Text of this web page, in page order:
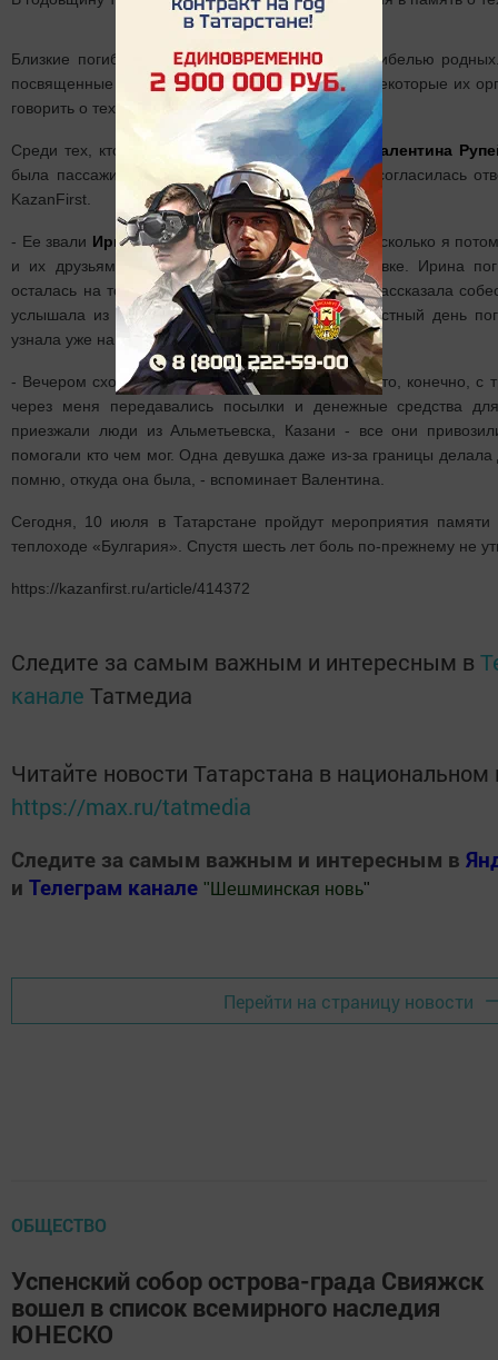
Близкие погибших до сих пор не смирились с гибелью
посвященные трагедии, продолжают работать. Некоторые их
говорить о тех страшных днях.
Среди тех, кто пережил горечь утраты была и Валентина
была пассажиркой теплохода «Булгария». Она согласилась
KazanFirst.
- Ее звали Ирина Рябчикова, ей было 29 лет. Насколько я
и их друзьями по обычной экскурсионной путевке. Ирина
осталась на тот момент 1,5 годовалая дочка, - рассказала
услышала из новостей. О том, что в тот злосчастный день
узнала уже на следующее утро на работе.
- Вечером сходила к её родителям. Верилось в это, конечно,
через меня передавались посылки и денежные средства
приезжали люди из Альметьевска, Казани - все они
помогали кто чем мог. Одна девушка даже из-за границы
помню, откуда она была, - вспоминает Валентина.
Сегодня, 10 июля в Татарстане пройдут мероприятия
теплоходе «Булгария». Спустя шесть лет боль по-прежнему не
https://kazanfirst.ru/article/414372
Следите за самым важным и интересным в
канале Татмедиа
Читайте новости Татарстана в
https://max.ru/tatmedia
Следите за самым важным и интересным в
и Телеграм канале " Шешминская новь"
Перейти на страницу новости
ОБЩЕСТВО
Успенский собор острова-града Свияжск
вошел в список всемирного наследия
ЮНЕСКО